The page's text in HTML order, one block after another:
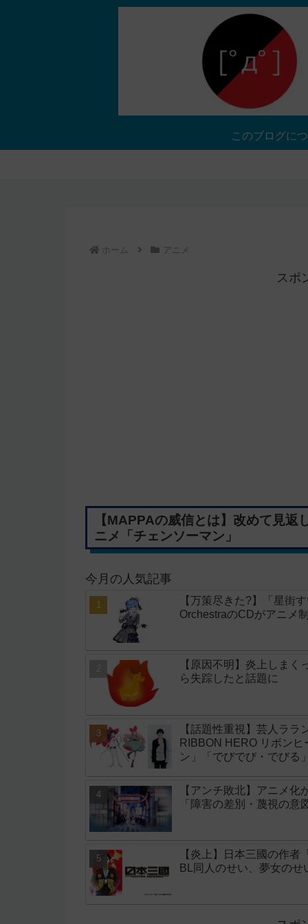
このブログに
ホーム アニメ
スポ
【MAPPAの威信とは】改めて見
ニメ「チェンソーマン」
今月の人気記事
【万策尽きた?】「星街
OrchestraのCDがアニメ
【原因不明】炎上しま
ら失踪したと話題に
【話題性重視】芸人ラ
RIBBON HERO リボン
ン」「でびでび・でびる
【アンチ敗北】アニメ
「障害の差別・蔑視の
【炎上】日本三國の作
BL同人のせい、夢女の